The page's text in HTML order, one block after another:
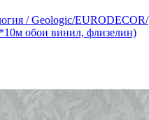
/ Geologic/EURODECOR/
обои винил, флизелин)